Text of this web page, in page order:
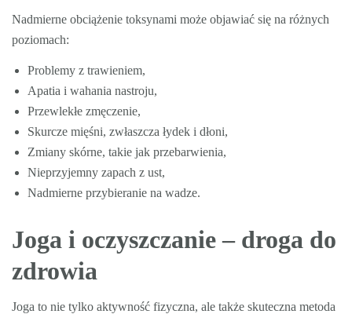
Nadmierne obciążenie toksynami może objawiać się na różnych
poziomach:
Problemy z trawieniem,
Apatia i wahania nastroju,
Przewlekłe zmęczenie,
Skurcze mięśni, zwłaszcza łydek i dłoni,
Zmiany skórne, takie jak przebarwienia,
Nieprzyjemny zapach z ust,
Nadmierne przybieranie na wadze.
Joga i oczyszczanie – droga do
zdrowia
Joga to nie tylko aktywność fizyczna, ale także skuteczna metoda